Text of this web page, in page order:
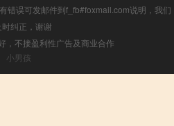
错误可发邮件到f_fb#foxmail.com说明，我们
时纠正，谢谢
，不接盈利性广告及商业合作
小男孩